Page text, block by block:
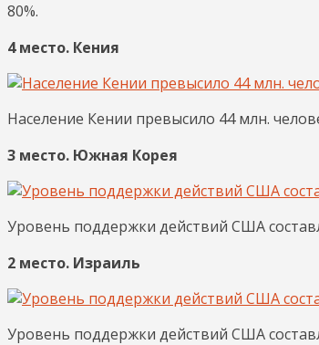
80%.
4 место. Кения
Население Кении превысило 44 млн.
3 место. Южная Корея
Уровень поддержки действий США
2 место. Израиль
Уровень поддержки действий США